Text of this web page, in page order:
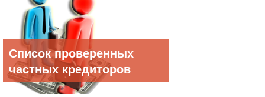
Список проверенных
частных кредиторов